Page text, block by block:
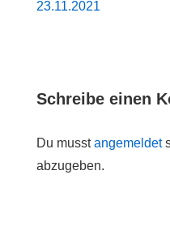
23.11.2021
Schreibe einen
Du musstangemeldet
abzugeben.